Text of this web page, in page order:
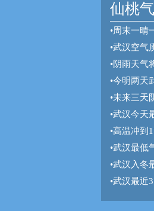
仙桃
•周末一晴
•武汉空气
•阴雨天气
•今明两天
•未来三天
•武汉今天
•高温冲到
•武汉最低
•武汉入冬
•武汉最近